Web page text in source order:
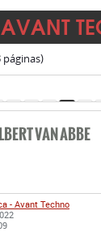
16 17 18 19 20
VAN ABBE
- Avant Techno